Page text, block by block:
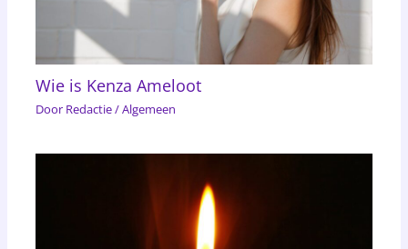
Wie is Kenza Ameloot
Door Redactie/Algemeen